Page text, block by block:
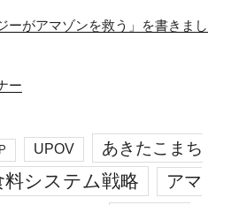
ーがアマゾンを救う」を書きまし
UPOV
あきたこまち
システム戦略 アマ